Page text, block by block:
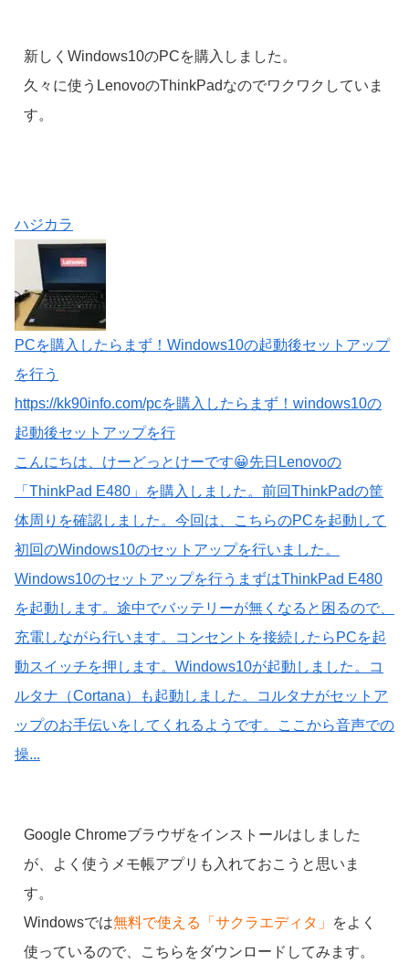
新しくWindows10のPCを購入しました。
久々に使うLenovoのThinkPadなのでワクワクしていま
す。
ハジカラ
PCを購入したらまず！Windows10の起動後セットアップ
を行う
https://kk90info.com/pcを購入したらまず！windows10の
起動後セットアップを行
こんにちは、けーどっとけーです😀先日Lenovoの
「ThinkPad E480」を購入しました。前回ThinkPadの筐
体周りを確認しました。今回は、こちらのPCを起動して
初回のWindows10のセットアップを行いました。
Windows10のセットアップを行うまずはThinkPad E480
を起動します。途中でバッテリーが無くなると困るので、
充電しながら行います。コンセントを接続したらPCを起
動スイッチを押します。Windows10が起動しました。コ
ルタナ（Cortana）も起動しました。コルタナがセットア
ップのお手伝いをしてくれるようです。ここから音声での
操...
Google Chromeブラウザをインストールはしました
が、よく使うメモ帳アプリも入れておこうと思いま
す。
Windowsでは無料で使える「サクラエディタ」
をよく
使っているので、こちらをダウンロードしてみます。